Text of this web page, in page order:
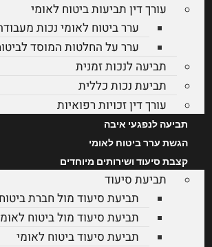
עורך דין תביעות ביטוח לאומי
ערר ביטוח לאומי נכות
ערר על החלטות המוסד
תביעה לנכות זמנית
תביעת נכות כללית
עורך דין זכויות רפואיות
תביעה לנפגעי איבה
הגשת ערר ביטוח לאומי
קצבת סיעוד ושירותים מיוחדים
תביעת סיעוד
תביעת סיעוד מול חברת ביטוח
תביעת סיעוד מול ביטוח
תביעת סיעוד ביטוח לאומי